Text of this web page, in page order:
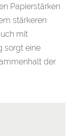
Papierstärken
stärkeren
mit
sorgt eine
der